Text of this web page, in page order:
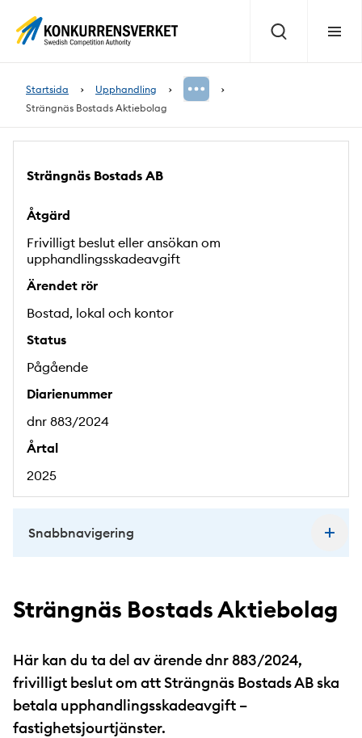
Sök Meny
Startsida
Upphandling
Strängnäs Bostads Aktiebolag
Strängnäs Bostads Aktiebolag
Här kan du ta del av ärende dnr 883/2024,
frivilligt beslut om att Strängnäs Bostads AB ska
betala upphandlingsskadeavgift –
fastighetsjourtjänster.
Strängnäs Bostads AB
Åtgärd
Frivilligt beslut eller ansökan om
upphandlingsskadeavgift
Ärendet rör
Bostad, lokal och kontor
Status
Pågående
Diarienummer
dnr 883/2024
Årtal
2025
Snabbnavigering